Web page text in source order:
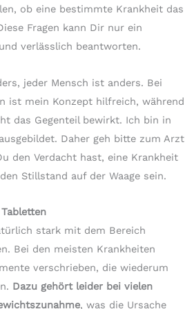
ob eine bestimmte Krankheit das
Fragen kann Dir nur ein
verlässlich beantworten.
jeder Mensch ist anders. Bei
ist mein Konzept hilfreich, während
das Gegenteil bewirkt. Ich bin in
Daher geh bitte zum Arzt
den Verdacht hast, eine Krankheit
Stillstand auf der Waage sein.
stark mit dem Bereich
Bei den meisten Krankheiten
verschrieben, die wiederum
Dazu gehört leider bei vielen
, was die Ursache